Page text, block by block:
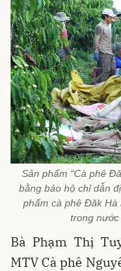
Sản phẩm “Cà phê
bằng bảo hộ chỉ dẫn
phẩm cà phê Đăk
trong nước
Bà Phạm Thị
MTV Cà phê